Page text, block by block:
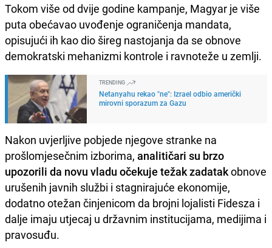
Tokom više od dvije godine kampanje, Magyar je više
puta obećavao uvođenje ograničenja mandata,
opisujući ih kao dio šireg nastojanja da se obnove
demokratski mehanizmi kontrole i ravnoteže u zemlji.
TRENDING
Netanyahu rekao "ne": Izrael odbio američki
mirovni sporazum za Gazu
Nakon uvjerljive pobjede njegove stranke na
prošlomjesečnim izborima, analitičari su brzo
upozorili da novu vladu očekuje težak zadatakobnove
urušenih javnih službi i stagnirajuće ekonomije,
dodatno otežan činjenicom da brojni lojalisti Fidesza i
dalje imaju utjecaj u državnim institucijama, medijima i
pravosuđu.